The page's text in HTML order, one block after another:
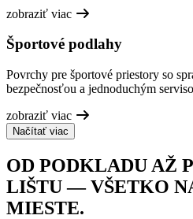
zobraziť viac
Športové podlahy
Povrchy pre športové priestory so
bezpečnosťou a jednoduchým
zobraziť viac
Načítať viac
OD PODKLADU AŽ
LIŠTU — VŠETKO
MIESTE.